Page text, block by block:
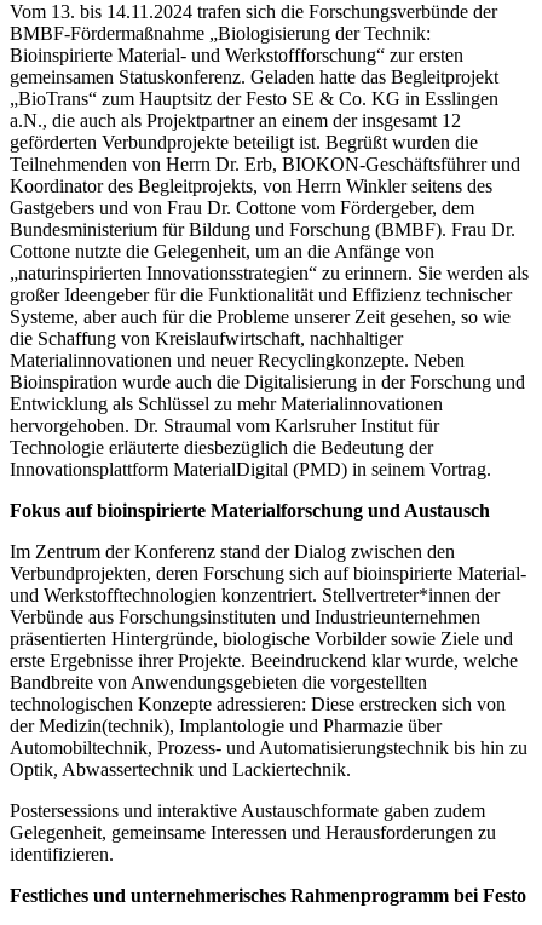
Vom 13. bis 14.11.2024 trafen sich die Forschungsverbünde der
BMBF-Fördermaßnahme „Biologisierung der Technik:
Bioinspirierte Material- und Werkstoffforschung“ zur ersten
gemeinsamen Statuskonferenz. Geladen hatte das Begleitprojekt
„BioTrans“ zum Hauptsitz der Festo SE & Co. KG in Esslingen
a.N., die auch als Projektpartner an einem der insgesamt 12
geförderten Verbundprojekte beteiligt ist. Begrüßt wurden die
Teilnehmenden von Herrn Dr. Erb, BIOKON-Geschäftsführer und
Koordinator des Begleitprojekts, von Herrn Winkler seitens des
Gastgebers und von Frau Dr. Cottone vom Fördergeber, dem
Bundesministerium für Bildung und Forschung (BMBF). Frau Dr.
Cottone nutzte die Gelegenheit, um an die Anfänge von
„naturinspirierten Innovationsstrategien“ zu erinnern. Sie werden als
großer Ideengeber für die Funktionalität und Effizienz technischer
Systeme, aber auch für die Probleme unserer Zeit gesehen, so wie
die Schaffung von Kreislaufwirtschaft, nachhaltiger
Materialinnovationen und neuer Recyclingkonzepte. Neben
Bioinspiration wurde auch die Digitalisierung in der Forschung und
Entwicklung als Schlüssel zu mehr Materialinnovationen
hervorgehoben. Dr. Straumal vom Karlsruher Institut für
Technologie erläuterte diesbezüglich die Bedeutung der
Innovationsplattform MaterialDigital (PMD) in seinem Vortrag.
Fokus auf bioinspirierte Materialforschung und Austausch
Im Zentrum der Konferenz stand der Dialog zwischen den
Verbundprojekten, deren Forschung sich auf bioinspirierte Material-
und Werkstofftechnologien konzentriert. Stellvertreter*innen der
Verbünde aus Forschungsinstituten und Industrieunternehmen
präsentierten Hintergründe, biologische Vorbilder sowie Ziele und
erste Ergebnisse ihrer Projekte. Beeindruckend klar wurde, welche
Bandbreite von Anwendungsgebieten die vorgestellten
technologischen Konzepte adressieren: Diese erstrecken sich von
der Medizin(technik), Implantologie und Pharmazie über
Automobiltechnik, Prozess- und Automatisierungstechnik bis hin zu
Optik, Abwassertechnik und Lackiertechnik.
Postersessions und interaktive Austauschformate gaben zudem
Gelegenheit, gemeinsame Interessen und Herausforderungen zu
identifizieren.
Festliches und unternehmerisches Rahmenprogramm bei Festo